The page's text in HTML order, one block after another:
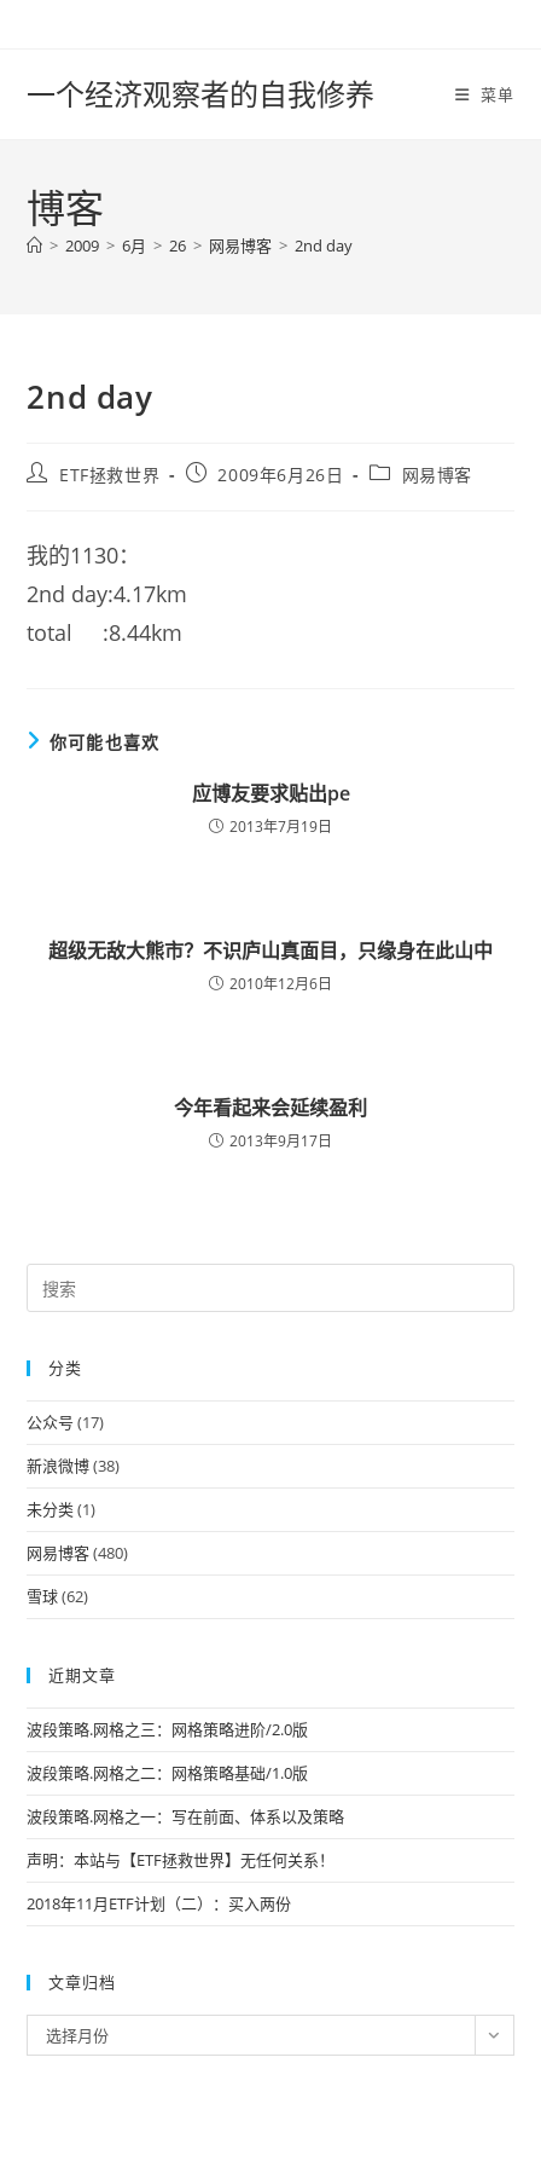
一个经济观察者的自我修养 菜单
博客
> 2009 > 6月 > 26 > 网易博客 > 2nd day
2nd day
PostETF拯救世界
Post2009年6月26日
Post网易博客
我的1130：
2nd day:4.17km
total :8.44km
你可能也喜欢
应博友要求贴出pe
2013年7月19日
超级无敌大熊市？不识庐山真面目，只缘身在此山中
2010年12月6日
今年看起来会延续盈利
2013年9月17日
分类
公众号 (17)
新浪微博(38)
未分类(1)
网易博客(480)
雪球(62)
近期文章
波段策略.网格之三：网格策略进阶/2.0版
波段策略.网格之二：网格策略基础/1.0版
波段策略.网格之一：写在前面、体系以及策略
声明：本站与【ETF拯救世界】无任何关系！
2018年11月ETF计划（二）：买入两份
文章归档
章
选择月份